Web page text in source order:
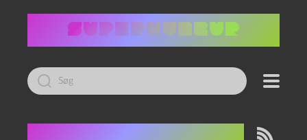
Led
efter: